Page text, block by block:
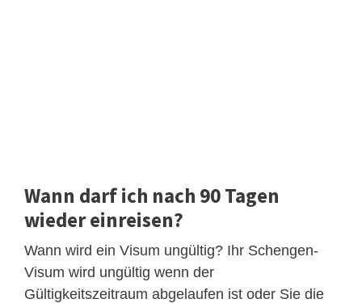
Wann darf ich nach 90 Tagen
wieder einreisen?
Wann wird ein Visum ungültig? Ihr Schengen-
Visum wird ungültig wenn der
Gültigkeitszeitraum abgelaufen ist oder Sie die